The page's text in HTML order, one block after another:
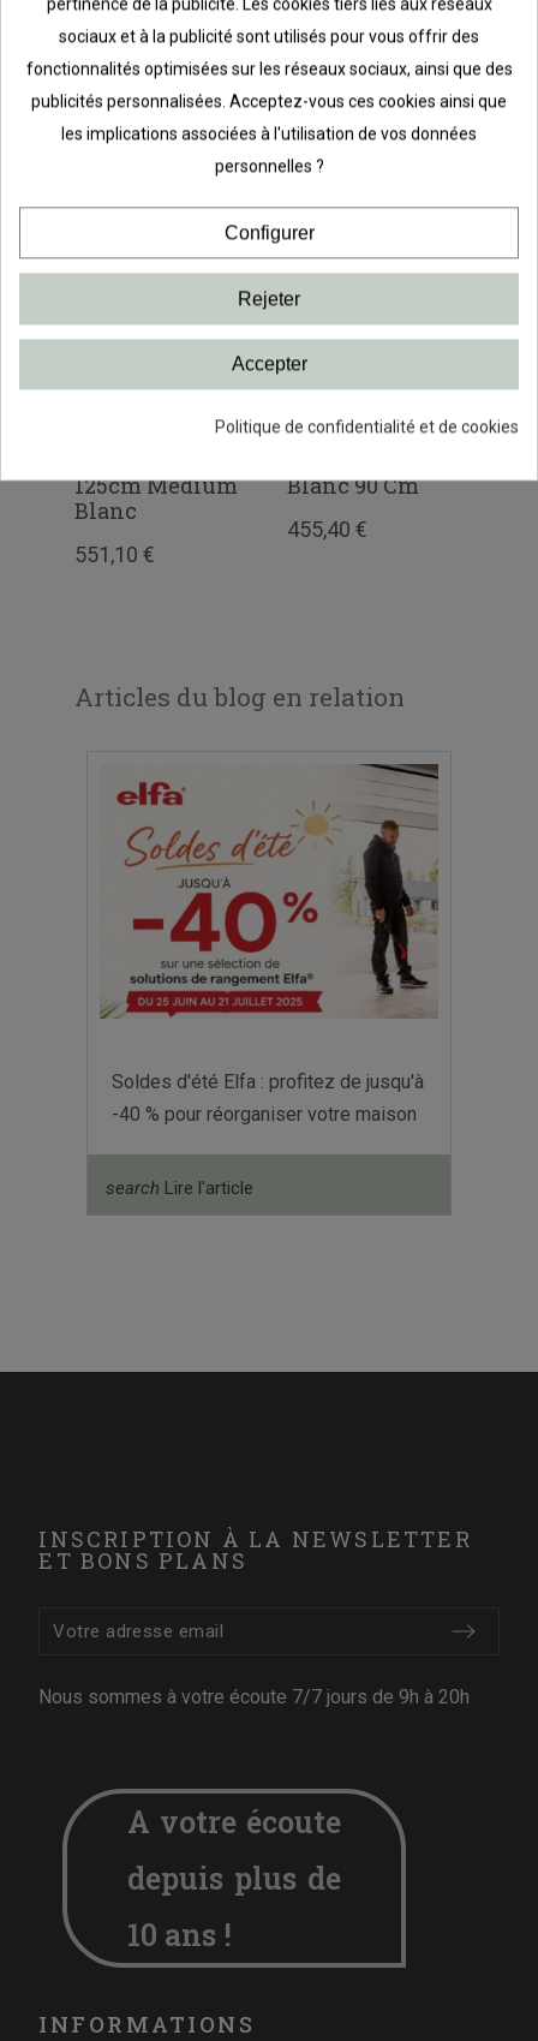
PRODUITS LIÉS
125cm Medium
Blanc
551,10 €
Dressing
Blanc 90 Cm
455,40 €
Articles du blog en relation
Soldes d'été Elfa : profitez de jusqu'à
-40 % pour réorganiser votre maison
search Lire l'article
INSCRIPTION À LA NEWSLETTER
ET BONS PLANS
Nous sommes à votre écoute 7/7 jours de 9h à 20h
A votre écoute
depuis plus de
10 ans !
INFORMATIONS
pertinence de la publicité. Les cookies tiers liés aux réseaux
sociaux et à la publicité sont utilisés pour vous offrir des
fonctionnalités optimisées sur les réseaux sociaux, ainsi que des
publicités personnalisées. Acceptez-vous ces cookies ainsi que
les implications associées à l'utilisation de vos données
personnelles ?
Configurer
Rejeter
Accepter
Politique de confidentialité et de cookies